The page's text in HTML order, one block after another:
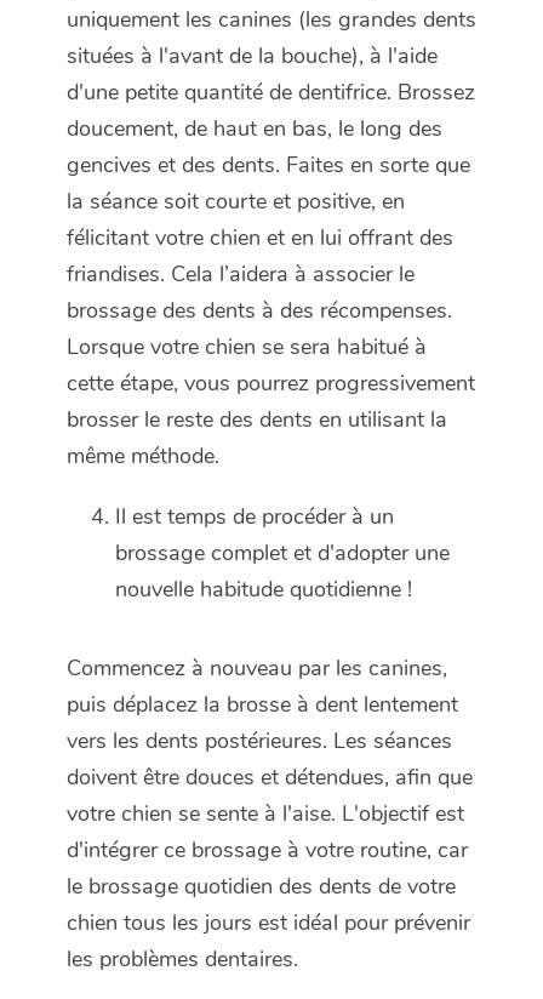
uniquement les canines (les grandes dents
situées à l'avant de la bouche), à l'aide
d'une petite quantité de dentifrice. Brossez
doucement, de haut en bas, le long des
gencives et des dents. Faites en sorte que
la séance soit courte et positive, en
félicitant votre chien et en lui offrant des
friandises. Cela l’aidera à associer le
brossage des dents à des récompenses.
Lorsque votre chien se sera habitué à
cette étape, vous pourrez progressivement
brosser le reste des dents en utilisant la
même méthode.
Il est temps de procéder à un
brossage complet et d'adopter une
nouvelle habitude quotidienne !
Commencez à nouveau par les canines,
puis déplacez la brosse à dent lentement
vers les dents postérieures. Les séances
doivent être douces et détendues, afin que
votre chien se sente à l'aise. L'objectif est
d'intégrer ce brossage à votre routine, car
le brossage quotidien des dents de votre
chien tous les jours est idéal pour prévenir
les problèmes dentaires.